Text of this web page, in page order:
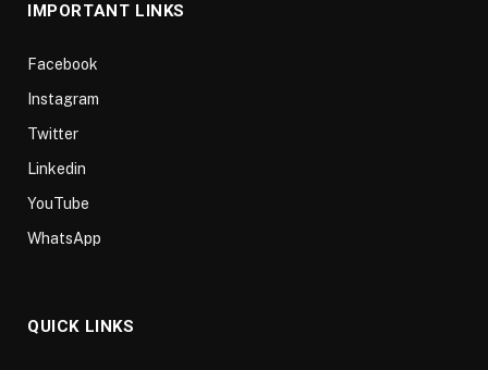
IMPORTANT LINKS
Facebook
Instagram
Twitter
Linkedin
YouTube
WhatsApp
QUICK LINKS